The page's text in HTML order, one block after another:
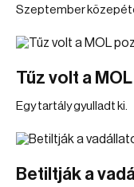
Szeptember
Tűz volt a
Egy tartály gyulladt ki.
Betiltják a